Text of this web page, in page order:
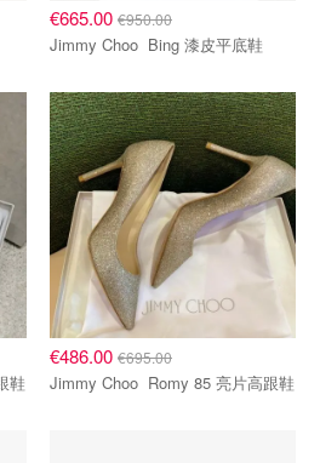
€665.00 €950.00
Jimmy Choo Bing 漆皮平底鞋
跟鞋
€486.00 €695.00
Jimmy Choo Romy 85 亮片高跟鞋